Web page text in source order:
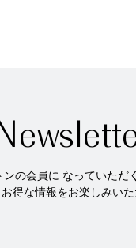
ンの会員に なっていただ
得な情報をお楽しみいた